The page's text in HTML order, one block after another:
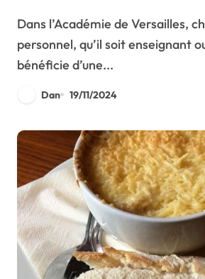
Personnel
Dans l’Académie de Versailles, chaque membre du
personnel, qu’il soit enseignant
bénéficie d’une...
Dan 19/11/2024